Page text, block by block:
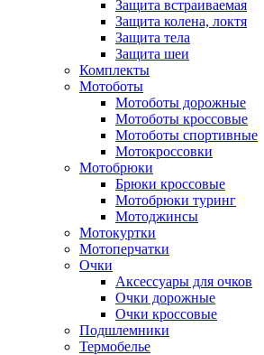
Защита встраиваемая
Защита колена, локтя
Защита тела
Защита шеи
Комплекты
Мотоботы
Мотоботы дорожные
Мотоботы кроссовые
Мотоботы спортивные
Мотокроссовки
Мотобрюки
Брюки кроссовые
Мотобрюки туринг
Мотоджинсы
Мотокуртки
Мотоперчатки
Очки
Аксессуары для очков
Очки дорожные
Очки кроссовые
Подшлемники
Термобелье